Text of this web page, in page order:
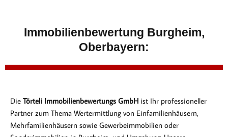
Immobilienbewertung Burgheim,
Oberbayern:
Die Törteli Immobilienbewertungs GmbH ist Ihr professioneller
Partner zum Thema Wertermittlung von Einfamilienhäusern,
Mehrfamilienhäusern sowie Gewerbeimmobilien oder